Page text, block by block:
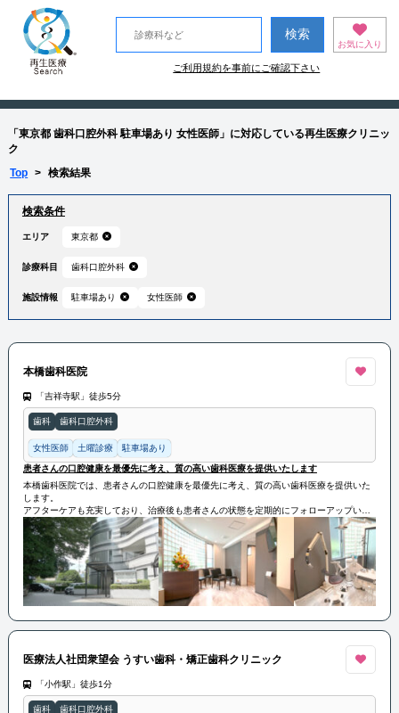
お気に入り
ご利用規約を事前にご確認下さい
「東京都 歯科口腔外科 駐車場あり 女性医師」に対応している再生医療クリニッ
ク
Top > 検索結果
検索条件
エリア 東京都
診療科目 歯科口腔外科
施設情報 駐車場あり 女性医師
本橋歯科医院
「吉祥寺駅」徒歩5分
歯科 歯科口腔外科
女性医師 土曜診療 駐車場あり
患者さんの口腔健康を最優先に考え、質の高い歯科医療を提供いたします
本橋歯科医院では、患者さんの口腔健康を最優先に考え、質の高い歯科医療を提供いた
します。
アフターケアも充実しており、治療後も患者さんの状態を定期的にフォローアップいた
します。
医療法人社団衆望会 うすい歯科・矯正歯科クリニック
「小作駅」徒歩1分
歯科 歯科口腔外科